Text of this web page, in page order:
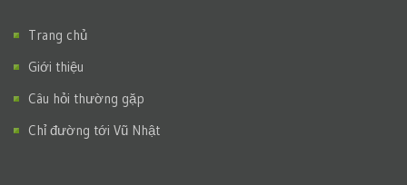
Trang chủ
Giới thiệu
Câu hỏi thường gặp
Chỉ đường tới Vũ Nhật